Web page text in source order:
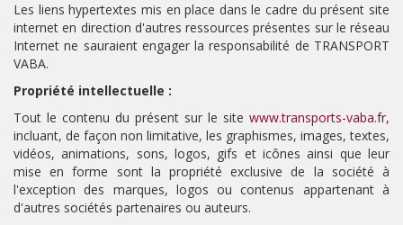
Les liens hypertextes mis en place dans le cadre du présent site
internet en direction d'autres ressources présentes sur le réseau
Internet ne sauraient engager la responsabilité de TRANSPORT
VABA.
Propriété intellectuelle :
Tout le contenu du présent sur le site www.transports-vaba.fr,
incluant, de façon non limitative, les graphismes, images, textes,
vidéos, animations, sons, logos, gifs et icônes ainsi que leur
mise en forme sont la propriété exclusive de la société à
l'exception des marques, logos ou contenus appartenant à
d'autres sociétés partenaires ou auteurs.